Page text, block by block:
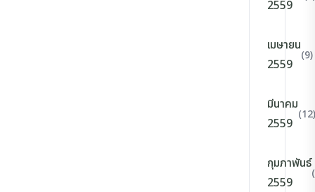
2559
เมษายน
2559
(9)
มีนาคม
2559
(12)
กุมภาพันธ์
2559